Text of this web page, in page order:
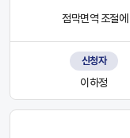
점막면역 조절
신청자
이하정